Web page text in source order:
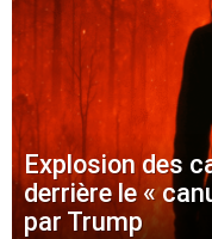
Explosion des
derrière le «
par Trump